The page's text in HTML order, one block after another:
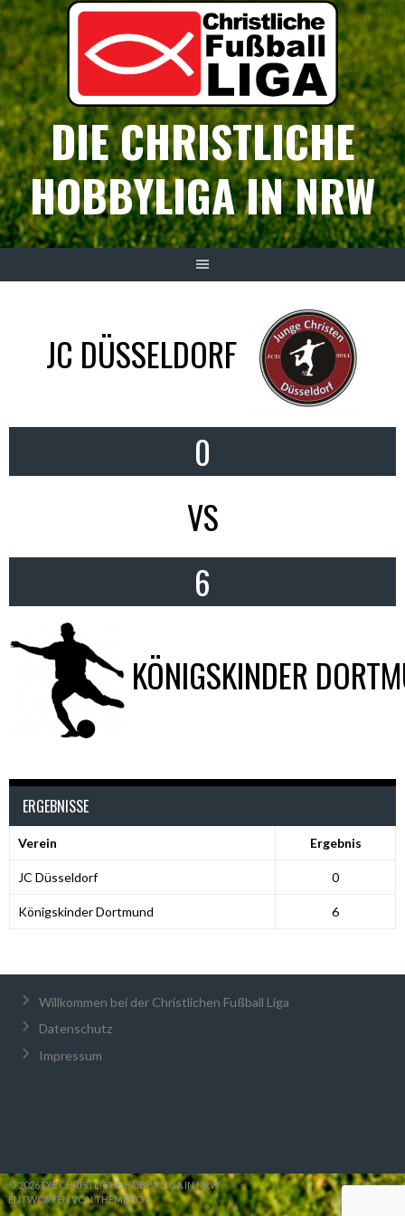
Springe
zum
Inhalt
DIE CHRISTLICHE
HOBBYLIGA IN NRW
JC DÜSSELDORF
0
VS
6
KÖNIGSKINDER
ERGEBNISSE
Verein Ergebnis
JC Düsseldorf 0
Königskinder Dortmund 6
Willkommen bei der Christlichen Fußball Liga
Datenschutz
Impressum
© 2026 DIE CHRISTLICHE HOBBYLIGA IN NRW
ENTWORFEN VON THEMEBOY